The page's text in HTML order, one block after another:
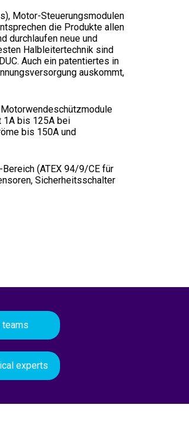
Motor-Steuerungsmodulen
die Produkte allen
durchlaufen neue und
Halbleitertechnik sind
Auch ein patentiertes in
auskommt,
1A bis 125A bei
bis 150A und
(ATEX 94/9/CE für
Sicherheitsschalter
teams
experts